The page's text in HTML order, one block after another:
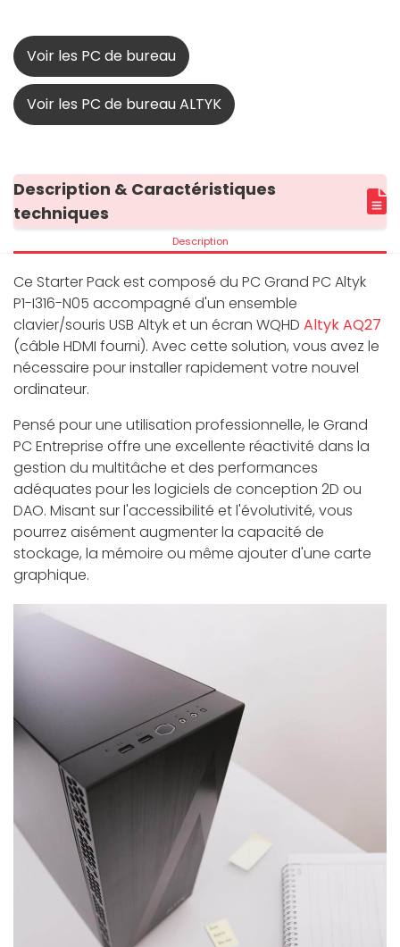
Voir les PC de bureau
Voir les PC de bureau ALTYK
Description & Caractéristiques
techniques
Description
Ce Starter Pack est composé du PC Grand PC Altyk
P1-I316-N05 accompagné d'un ensemble
clavier/souris USB Altyk et un écran WQHD Altyk AQ27
(câble HDMI fourni). Avec cette solution, vous avez le
nécessaire pour installer rapidement votre nouvel
ordinateur.
Pensé pour une utilisation professionnelle, le Grand
PC Entreprise offre une excellente réactivité dans la
gestion du multitâche et des performances
adéquates pour les logiciels de conception 2D ou
DAO. Misant sur l'accessibilité et l'évolutivité, vous
pourrez aisément augmenter la capacité de
stockage, la mémoire ou même ajouter d'une carte
graphique.